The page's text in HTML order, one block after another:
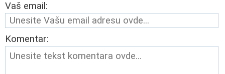
Vaš email:
Komentar: